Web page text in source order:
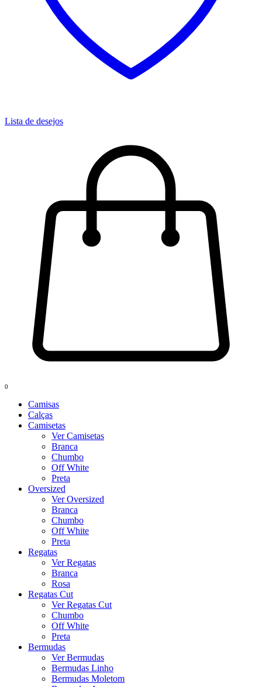
Lista de desejos
0
Camisas
Calças
Camisetas
Ver Camisetas
Branca
Chumbo
Off White
Preta
Oversized
Ver Oversized
Branca
Chumbo
Off White
Preta
Regatas
Ver Regatas
Branca
Rosa
Regatas Cut
Ver Regatas Cut
Chumbo
Off White
Preta
Bermudas
Ver Bermudas
Bermudas Linho
Bermudas Moletom